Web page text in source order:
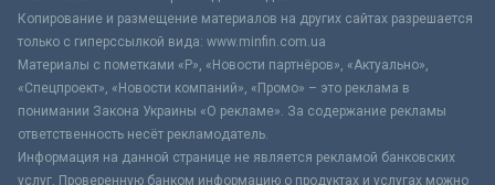
Копирование и размещение материалов на других сайтах разрешается
только с гиперссылкой вида: www.minfin.com.ua
Материалы с пометками «Р», «Новости партнёров», «Актуально»,
«Спецпроект», «Новости компаний», «Промо» – это реклама в
понимании Закона Украины «О рекламе». За содержание рекламы
ответственность несёт рекламодатель.
Информация на данной странице не является рекламой банковских
услуг. Проверенную банком информацию о продуктах и услугах можно